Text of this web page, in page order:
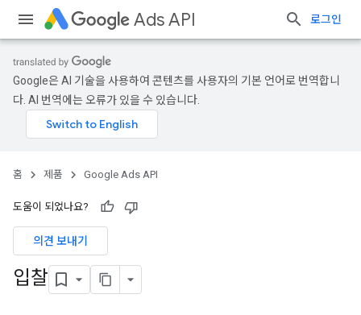
Ads API 로그인
Google은 AI 기술을 사용하여 콘텐츠를 사용자의 기본 언어로 번역합니
다. AI 번역에는 오류가 있을 수 있습니다.
홈 제품 Google Ads API
도움이 되었나요?
의견 보내기
입찰